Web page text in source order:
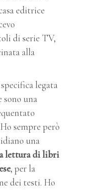
editrice
di serie TV,
alla
legata
sono una
sempre però
una
lettura di libri
, per la
dei testi. Ho